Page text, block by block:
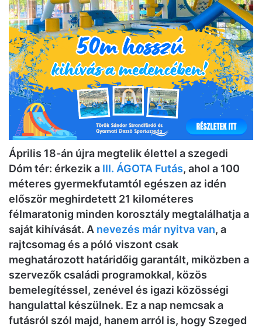
Április 18-án újra megtelik élettel a szegedi
Dóm tér: érkezik a III. ÁGOTA Futás, ahol a 100
méteres gyermekfutamtól egészen az idén
először meghirdetett 21 kilométeres
félmaratonig minden korosztály megtalálhatja a
saját kihívását. A nevezés már nyitva van, a
rajtcsomag és a póló viszont csak
meghatározott határidőig garantált, miközben a
szervezők családi programokkal, közös
bemelegítéssel, zenével és igazi közösségi
hangulattal készülnek. Ez a nap nemcsak a
futásról szól majd, hanem arról is, hogy Szeged